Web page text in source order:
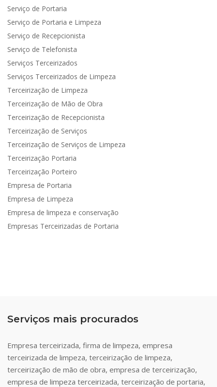
Serviço de Portaria
Serviço de Portaria e Limpeza
Serviço de Recepcionista
Serviço de Telefonista
Serviços Terceirizados
Serviços Terceirizados de Limpeza
Terceirização de Limpeza
Terceirização de Mão de Obra
Terceirização de Recepcionista
Terceirização de Serviços
Terceirização de Serviços de Limpeza
Terceirização Portaria
Terceirização Porteiro
Empresa de Portaria
Empresa de Limpeza
Empresa de limpeza e conservação
Empresas Terceirizadas de Portaria
Serviços mais procurados
Empresa terceirizada, firma de limpeza, empresa
terceirizada de limpeza, terceirização de limpeza,
terceirização de mão de obra, empresa de terceirização,
empresa de limpeza terceirizada, terceirização de portaria,